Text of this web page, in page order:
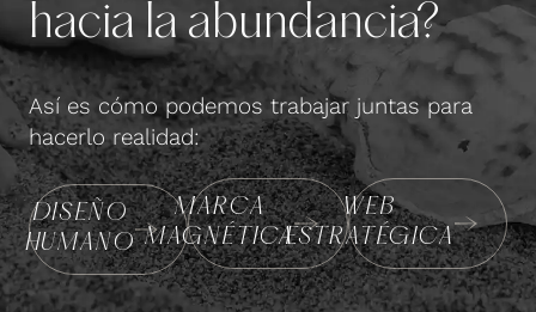
hacia la abundancia?
Así es cómo podemos trabajar juntas para
hacerlo realidad:
DISEÑO
HUMANO
MARCA
MAGNÉTICA
WEB
ESTRATÉGICA